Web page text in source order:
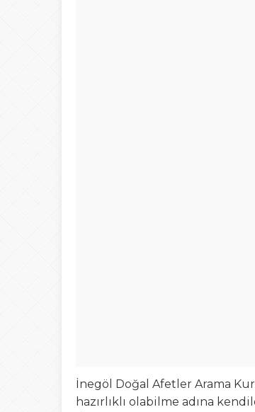
İnegöl Doğal Afetler Arama
hazırlıklı olabilme adına